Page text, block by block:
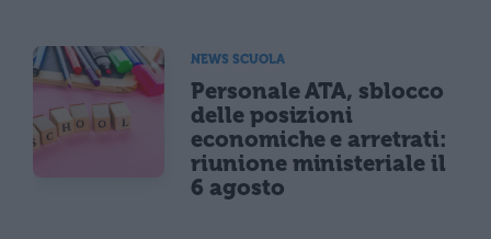
NEWS SCUOLA
Personale ATA, sblocco
delle posizioni
economiche e arretrati:
riunione ministeriale il
6 agosto